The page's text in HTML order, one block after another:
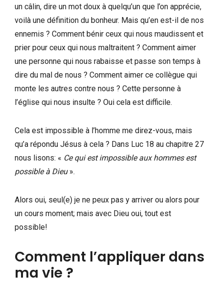
un câlin, dire un mot doux à quelqu’un que l’on apprécie,
voilà une définition du bonheur. Mais qu’en est-il de nos
ennemis ? Comment bénir ceux qui nous maudissent et
prier pour ceux qui nous maltraitent ? Comment aimer
une personne qui nous rabaisse et passe son temps à
dire du mal de nous ? Comment aimer ce collègue qui
monte les autres contre nous ? Cette personne à
l’église qui nous insulte ? Oui cela est difficile.
Cela est impossible à l’homme me direz-vous, mais
qu’a répondu Jésus à cela ? Dans Luc 18 au chapitre 27
nous lisons: « Ce qui est impossible aux hommes est
possible à Dieu».
Alors oui, seul(e) je ne peux pas y arriver ou alors pour
un cours moment; mais avec Dieu oui, tout est
possible!
Comment l’appliquer dans
ma vie ?